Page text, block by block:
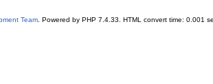
Team. Powered by PHP 7.4.33. HTML convert time: 0.001